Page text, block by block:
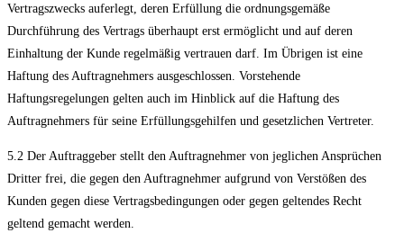
Vertragszwecks auferlegt, deren Erfüllung die ordnungsgemäße
Durchführung des Vertrags überhaupt erst ermöglicht und auf deren
Einhaltung der Kunde regelmäßig vertrauen darf. Im Übrigen ist eine
Haftung des Auftragnehmers ausgeschlossen. Vorstehende
Haftungsregelungen gelten auch im Hinblick auf die Haftung des
Auftragnehmers für seine Erfüllungsgehilfen und gesetzlichen Vertreter.
5.2 Der Auftraggeber stellt den Auftragnehmer von jeglichen Ansprüchen
Dritter frei, die gegen den Auftragnehmer aufgrund von Verstößen des
Kunden gegen diese Vertragsbedingungen oder gegen geltendes Recht
geltend gemacht werden.